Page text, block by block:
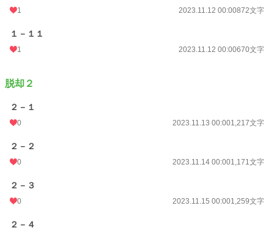
1 2023.11.12 00:00872文字
１－１１
1 2023.11.12 00:00670文字
脱却２
２－１
0 2023.11.13 00:001,217文字
２－２
0 2023.11.14 00:001,171文字
２－３
0 2023.11.15 00:001,259文字
２－４